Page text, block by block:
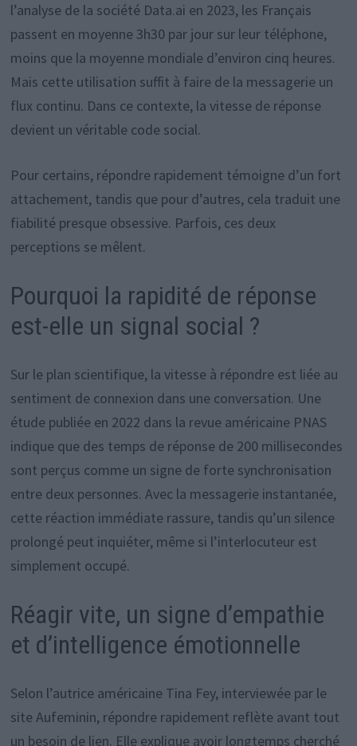
l’analyse de la société Data.ai en 2023, les Français
passent en moyenne 3h30 par jour sur leur téléphone,
moins que la moyenne mondiale d’environ cinq heures.
Mais cette utilisation suffit à faire de la messagerie un
flux continu. Dans ce contexte, la vitesse de réponse
devient un véritable code social.
Pour certains, répondre rapidement témoigne d’un fort
attachement, tandis que pour d’autres, cela traduit une
fiabilité presque obsessive. Parfois, ces deux
perceptions se mêlent.
Pourquoi la rapidité de réponse
est-elle un signal social ?
Sur le plan scientifique, la vitesse à répondre est liée au
sentiment de connexion dans une conversation. Une
étude publiée en 2022 dans la revue américaine PNAS
indique que des temps de réponse de 200 millisecondes
sont perçus comme un signe de forte synchronisation
entre deux personnes. Avec la messagerie instantanée,
cette réaction immédiate rassure, tandis qu’un silence
prolongé peut inquiéter, même si l’interlocuteur est
simplement occupé.
Réagir vite, un signe d’empathie
et d’intelligence émotionnelle
Selon l’autrice américaine Tina Fey, interviewée par le
site Aufeminin, répondre rapidement reflète avant tout
un besoin de lien. Elle explique avoir longtemps cherché